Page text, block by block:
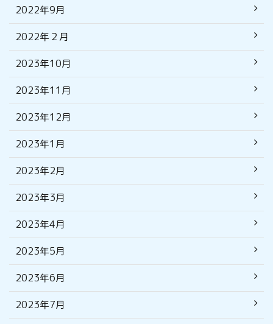
2022年9月
2022年２月
2023年10月
2023年11月
2023年12月
2023年1月
2023年2月
2023年3月
2023年4月
2023年5月
2023年6月
2023年7月